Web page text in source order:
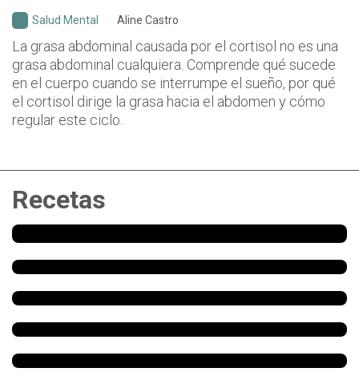
Salud Mental Aline Castro
La grasa abdominal causada por el cortisol no es una
grasa abdominal cualquiera. Comprende qué sucede
en el cuerpo cuando se interrumpe el sueño, por qué
el cortisol dirige la grasa hacia el abdomen y cómo
regular este ciclo.
Recetas